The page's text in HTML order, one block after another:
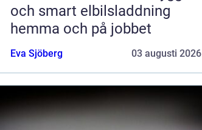
och smart elbilsladdning
hemma och på jobbet
Eva Sjöberg 03 augusti 2026